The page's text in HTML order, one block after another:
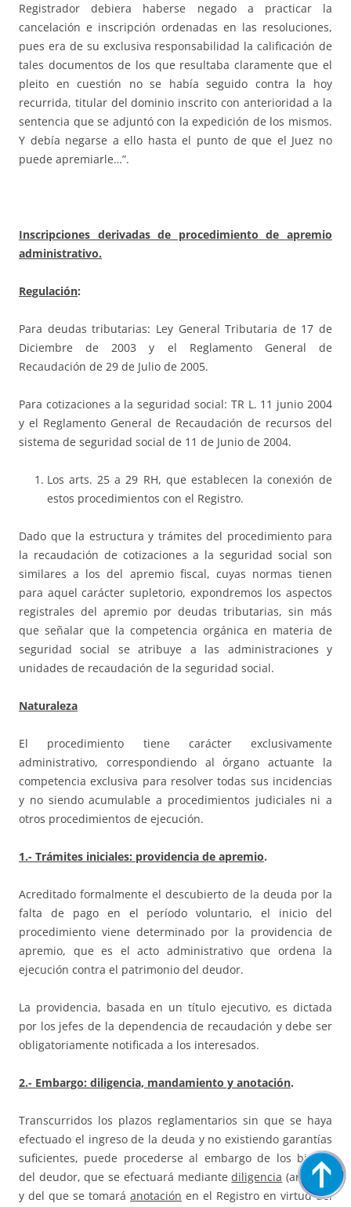
Registrador debiera haberse negado a practicar la
cancelación e inscripción ordenadas en las resoluciones,
pues era de su exclusiva responsabilidad la calificación de
tales documentos de los que resultaba claramente que el
pleito en cuestión no se había seguido contra la hoy
recurrida, titular del dominio inscrito con anterioridad a la
sentencia que se adjuntó con la expedición de los mismos.
Y debía negarse a ello hasta el punto de que el Juez no
puede apremiarle…”.
Inscripciones derivadas de procedimiento de apremio
administrativo.
Regulación:
Para deudas tributarias: Ley General Tributaria de 17 de
Diciembre de 2003 y el Reglamento General de
Recaudación de 29 de Julio de 2005.
Para cotizaciones a la seguridad social: TR L. 11 junio 2004
y el Reglamento General de Recaudación de recursos del
sistema de seguridad social de 11 de Junio de 2004.
Los arts. 25 a 29 RH, que establecen la conexión de
estos procedimientos con el Registro.
Dado que la estructura y trámites del procedimiento para
la recaudación de cotizaciones a la seguridad social son
similares a los del apremio fiscal, cuyas normas tienen
para aquel carácter supletorio, expondremos los aspectos
registrales del apremio por deudas tributarias, sin más
que señalar que la competencia orgánica en materia de
seguridad social se atribuye a las administraciones y
unidades de recaudación de la seguridad social.
Naturaleza
El procedimiento tiene carácter exclusivamente
administrativo, correspondiendo al órgano actuante la
competencia exclusiva para resolver todas sus incidencias
y no siendo acumulable a procedimientos judiciales ni a
otros procedimientos de ejecución.
1.- Trámites iniciales: providencia de apremio.
Acreditado formalmente el descubierto de la deuda por la
falta de pago en el período voluntario, el inicio del
procedimiento viene determinado por la providencia de
apremio, que es el acto administrativo que ordena la
ejecución contra el patrimonio del deudor.
La providencia, basada en un título ejecutivo, es dictada
por los jefes de la dependencia de recaudación y debe ser
obligatoriamente notificada a los interesados.
2.- Embargo: diligencia, mandamiento y anotación.
Transcurridos los plazos reglamentarios sin que se haya
efectuado el ingreso de la deuda y no existiendo garantías
suficientes, puede procederse al embargo de los bienes
del deudor, que se efectuará mediantediligencia (art.83.1)
y del que se tomará anotación en el Registro en virtud del